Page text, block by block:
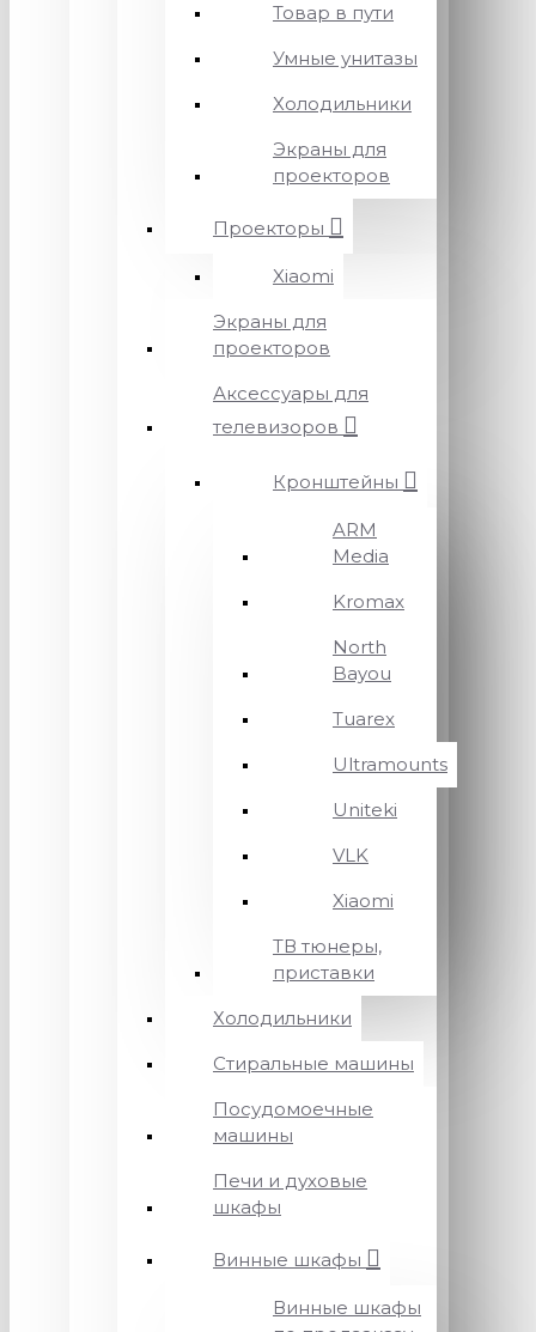
Товар в пути
Умные унитазы
Холодильники
Экраны для
проекторов
Проекторы
Xiaomi
Экраны для
проекторов
Аксессуары для
телевизоров
Кронштейны
ARM
Media
Kromax
North
Bayou
Tuarex
Ultramounts
Uniteki
VLK
Xiaomi
ТВ тюнеры,
приставки
Холодильники
Стиральные машины
Посудомоечные
машины
Печи и духовые
шкафы
Винные шкафы
Винные шкафы